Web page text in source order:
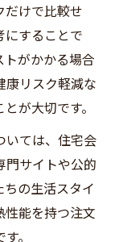
だけで比較せ
にすることで
がかかる場合
康リスク軽減な
が大切です。
いては、住宅会
門サイトや公的
の生活スタイ
性能を持つ注文
。